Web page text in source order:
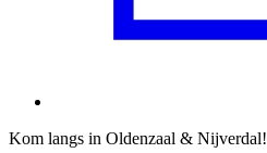
Kom langs in Oldenzaal & Nijverdal!